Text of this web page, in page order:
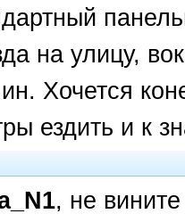
на улицу,
Хочется
ездить и к
, не